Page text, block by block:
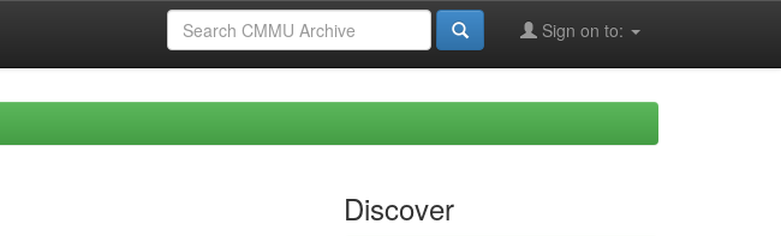
Sign on to:
Discover